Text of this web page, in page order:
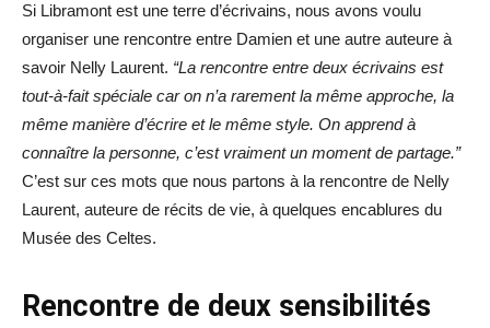
Si Libramont est une terre d’écrivains, nous avons voulu
organiser une rencontre entre Damien et une autre auteure à
savoir Nelly Laurent. “La rencontre entre deux écrivains est
tout-à-fait spéciale car on n’a rarement la même approche, la
même manière d’écrire et le même style. On apprend à
connaître la personne, c’est vraiment un moment de partage.”
C’est sur ces mots que nous partons à la rencontre de Nelly
Laurent, auteure de récits de vie, à quelques encablures du
Musée des Celtes.
Rencontre de deux sensibilités